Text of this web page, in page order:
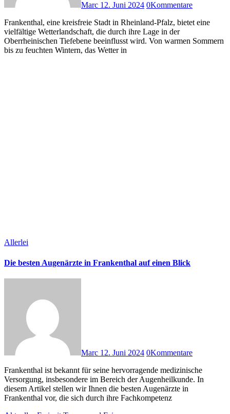
Marc 12. Juni 2024 0Kommentare
Frankenthal, eine kreisfreie Stadt in Rheinland-Pfalz, bietet eine
vielfältige Wetterlandschaft, die durch ihre Lage in der
Oberrheinischen Tiefebene beeinflusst wird. Von warmen Sommern
bis zu feuchten Wintern, das Wetter in
Allerlei
Die besten Augenärzte in Frankenthal auf einen Blick
Marc 12. Juni 2024 0Kommentare
Frankenthal ist bekannt für seine hervorragende medizinische
Versorgung, insbesondere im Bereich der Augenheilkunde. In
diesem Artikel stellen wir Ihnen die besten Augenärzte in
Frankenthal vor, die sich durch ihre Fachkompetenz